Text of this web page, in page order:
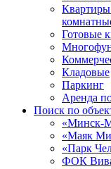
Готовые
Кладовые
Паркинг
Аренда
Поиск по
«Минск-
«Маяк
«Парк
ФОК